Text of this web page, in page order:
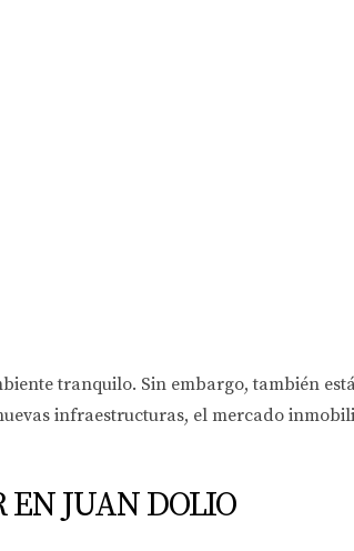
tranquilo. Sin embargo, también
infraestructuras, el mercado
JUAN DOLIO